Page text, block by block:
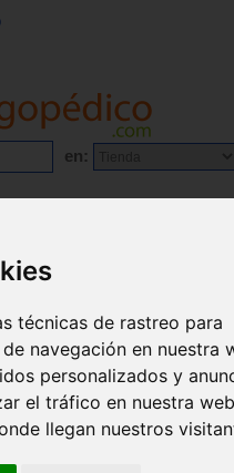
técnicas de rastreo para
navegación en nuestra
personalizados y
el tráfico en nuestra
llegan nuestros
en: